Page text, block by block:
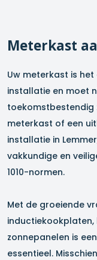
Meterkast
Uw meterkast is
installatie en moet
toekomstbestendig
meterkast of een
installatie in Lemmer
vakkundige en
1010-normen.
Met de groeiende
zonnepanelen is
essentieel.